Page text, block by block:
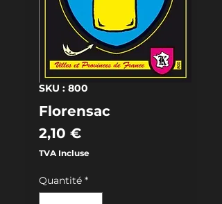
SKU : 800
Florensac
2,10 €Prix
TVA Incluse
Quantité *